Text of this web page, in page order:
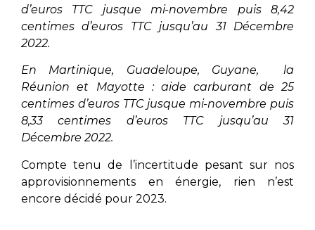
d’euros TTC jusque mi-novembre puis 8,42
centimes d’euros TTC jusqu’au 31 Décembre
2022.
En Martinique, Guadeloupe, Guyane, la
Réunion et Mayotte : aide carburant de 25
centimes d’euros TTC jusque mi-novembre puis
8,33 centimes d’euros TTC jusqu’au 31
Décembre 2022.
Compte tenu de l’incertitude pesant sur nos
approvisionnements en énergie, rien n’est
encore décidé pour 2023.